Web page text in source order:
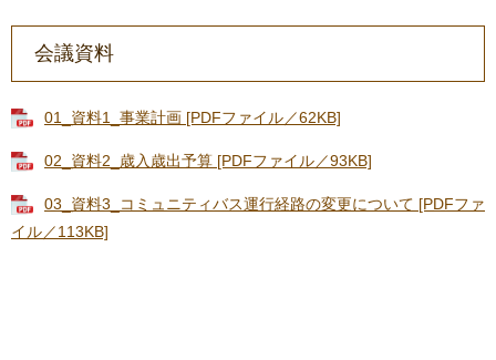
会議資料
01_資料1_事業計画 [PDFファイル／62KB]
02_資料2_歳入歳出予算 [PDFファイル／93KB]
03_資料3_コミュニティバス運行経路の変更について [PDFファ
イル／113KB]